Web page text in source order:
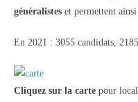
généralistes et permettent
En 2021 : 3055 candidats,
Cliquez sur la carte pour